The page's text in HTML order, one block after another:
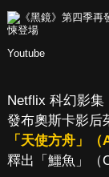
Youtube
Netflix 科幻影集
發布奧斯卡影后
「天使方舟」
釋出「鱷魚」（